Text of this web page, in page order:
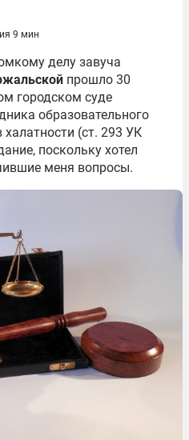
9 мин
делу завуча
прошло 30
городском суде
образовательного
(ст. 293 УК
поскольку хотел
меня вопросы.